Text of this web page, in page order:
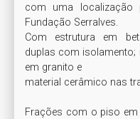
com uma
Fundação Serralves.
Com estrutura em
duplas com isolamento;
em granito e
material cerâmico nas
Frações com o piso em